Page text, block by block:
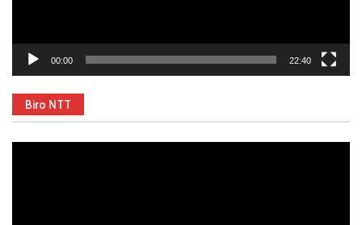
00:00 22:40
Biro NTT